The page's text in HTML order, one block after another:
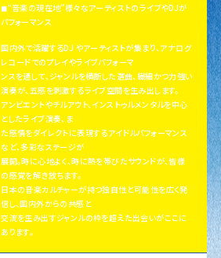
◼︎“音楽の現在地”様々なアーティストのライブやDJが
パフォーマンス
国内外で活躍するDJ やアーティストが集まり、アナログ
レコードでのプレイやライブパフォーマ
ンスを通して、ジャンルを横断した選曲、繊細かつ力強い
演奏が、五感を刺激するライブ空間を生み出します。
アンビエントやチルアウト、インストゥルメンタルを中心
としたライブ演奏、ま
た感情をダイレクトに表現するアイドルパフォーマンス
など、多彩なステージが
展開。時に心地よく、時に熱を帯びたサウンドが、皆様
の感覚を解き放ちます。
日本の音楽カルチャーが持つ独自性と可能性を広く発
信し、国内外からの共感と
交流を生み出すジャンルの枠を超えた出会いがここに
あります。